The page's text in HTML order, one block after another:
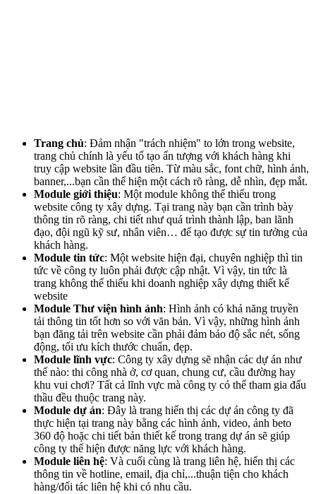
Trang chủ: Đảm nhận "trách nhiệm" to lớn trong website,
trang chủ chính là yếu tố tạo ấn tượng với khách hàng khi
truy cập website lần đầu tiên. Từ màu sắc, font chữ, hình ảnh,
banner,...bạn cần thể hiện một cách rõ ràng, dễ nhìn, đẹp mắt.
Module giới thiệu: Một module không thể thiếu trong
website công ty xây dựng. Tại trang này bạn cần trình bày
thông tin rõ ràng, chi tiết như quá trình thành lập, ban lãnh
đạo, đội ngũ kỹ sư, nhân viên… để tạo được sự tin tưởng của
khách hàng.
Module tin tức: Một website hiện đại, chuyên nghiệp thì tin
tức về công ty luôn phải được cập nhật. Vì vậy, tin tức là
trang không thể thiếu khi doanh nghiệp xây dựng thiết kế
website
Module Thư viện hình ảnh: Hình ảnh có khả năng truyền
tải thông tin tốt hơn so với văn bản. Vì vậy, những hình ảnh
bạn đăng tải trên website cần phải đảm bảo độ sắc nét, sống
động, tối ưu kích thước chuẩn, đẹp.
Module lĩnh vực: Công ty xây dựng sẽ nhận các dự án như
thế nào: thi công nhà ở, cơ quan, chung cư, cầu đường hay
khu vui chơi? Tất cả lĩnh vực mà công ty có thể tham gia đấu
thầu đều thuộc trang này.
Module dự án: Đây là trang hiển thị các dự án công ty đã
thực hiện tại trang này bằng các hình ảnh, video, ảnh beto
360 độ hoặc chi tiết bản thiết kế trong trang dự án sẽ giúp
công ty thể hiện được năng lực với khách hàng.
Module liên hệ: Và cuối cùng là trang liên hệ, hiển thị các
thông tin về hotline, email, địa chỉ,...thuận tiện cho khách
hàng/đối tác liên hệ khi có nhu cầu.